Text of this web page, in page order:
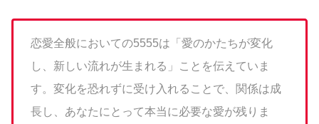
恋愛全般においての5555は「愛のかたちが変化
し、新しい流れが生まれる」ことを伝えていま
す。変化を恐れずに受け入れることで、関係は成
長し、あなたにとって本当に必要な愛が残りま